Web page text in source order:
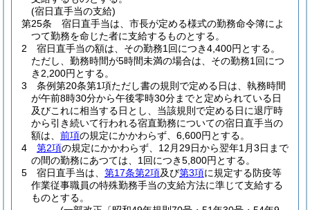
(宿日直手当の支給)
第25条
宿日直手当は、市長が定める様式の勤務命令簿によ
つて勤務を命じた者に支給するものとする。
2
宿日直手当の額は、その勤務1回につき4,400円とする。
ただし、勤務時間が5時間未満の場合は、その勤務1回につ
き2,200円とする。
3
条例第20条第1項ただし書の規則で定める日は、執務時間
が午前8時30分から午後零時30分までと定められている日
及びこれに相当する日とし、当該規則で定める日に退庁時
から引き続いて行われる宿直勤務についての宿日直手当の
額は、 前項の規定にかかわらず、6,600円とする。
4
第2項の規定にかかわらず、12月29日から翌年1月3日まで
の間の勤務にあつては、1回につき5,800円とする。
5
宿日直手当は、 第17条第2項及び第3項に規定する防疫等
作業従事職員の特殊勤務手当の支給方法に準じて支給する
ものとする。